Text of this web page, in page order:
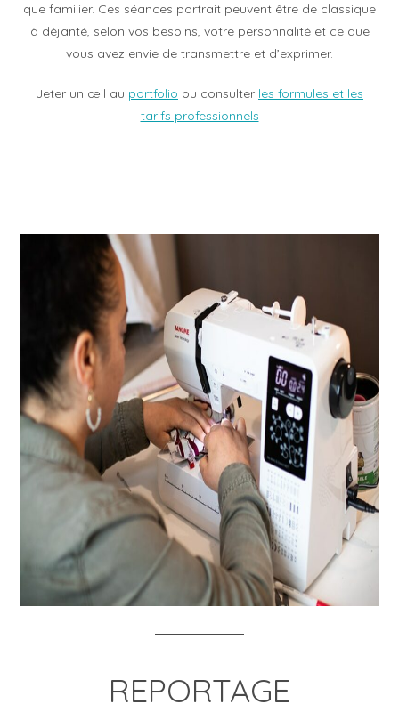
que familier. Ces séances portrait peuvent être de classique
à déjanté, selon vos besoins, votre personnalité et ce que
vous avez envie de transmettre et d’exprimer.
Jeter un œil au portfolio ou consulter les formules et les
tarifs professionnels
REPORTAGE